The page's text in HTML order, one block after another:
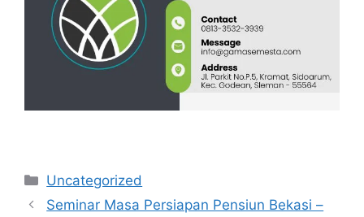
Categories
Uncategorized
Seminar Masa Persiapan Pensiun Bekasi –